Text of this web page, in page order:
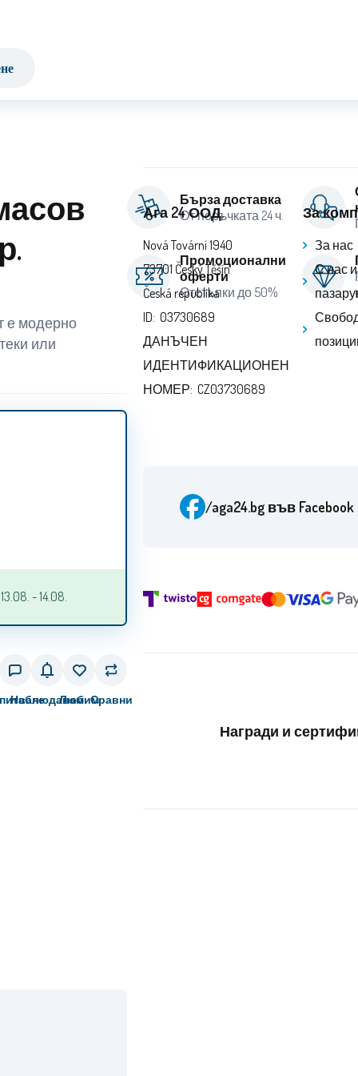
е модерно
или
- 14.08.
Наблюдавам
ЛюбимСравни
Бърза доставка
От поръчката 24 ч.
Промоционални
оферти
Отстъпки до 50%
Ага 24 ООД.
Nová Tovární 1940
73701 Český Těšín
Česká republika
ID: 03730689
ДАНЪЧЕН
ИДЕНТИФИКАЦИОНЕН
НОМЕР: CZ03730689
За
За нас
С нас
/aga24.bg във Facebook
Награди и